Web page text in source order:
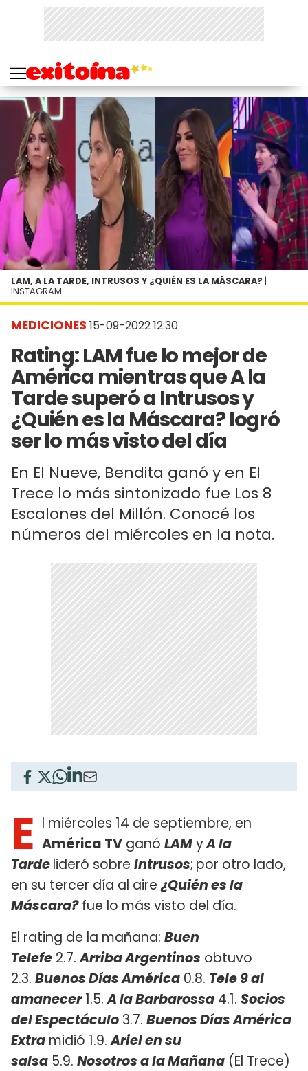
MEDICIONES 15-09-2022 12:30
Rating: LAM fue lo mejor de
América mientras que A la
Tarde superó a Intrusos y
¿Quién es la Máscara? logró
ser lo más visto del día
En El Nueve, Bendita ganó y en El
Trece lo más sintonizado fue Los 8
Escalones del Millón. Conocé los
números del miércoles en la nota.
LAM, A LA TARDE, INTRUSOS Y ¿QUIÉN ES LA MÁSCARA? |
INSTAGRAM
E l miércoles 14 de septiembre, en
América TV ganó LAMyA la
Tardelideró sobre Intrusos; por otro lado,
en su tercer día al aire¿Quién es la
Máscara?fue lo más visto del día.
El rating de la mañana: Buen
Telefe 2.7.Arriba Argentinos obtuvo
2.3. Buenos Días América 0.8. Tele 9 al
amanecer1.5.A la Barbarossa 4.1. Socios
del Espectáculo 3.7. Buenos Días América
Extra midió 1.9.Ariel en su
salsa 5.9. Nosotros a la Mañana (El Trece)